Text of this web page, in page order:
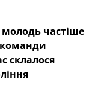
молодь частіше
команди
склалося